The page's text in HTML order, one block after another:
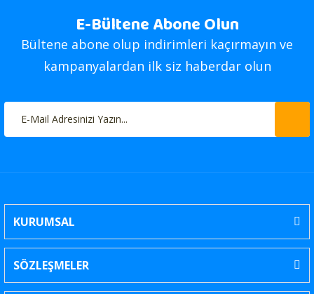
E-Bültene Abone Olun
Bültene abone olup indirimleri kaçırmayın ve
kampanyalardan ilk siz haberdar olun
KURUMSAL
SÖZLEŞMELER